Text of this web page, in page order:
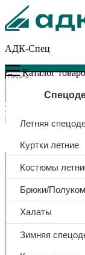
АДК-Спец
0
Каталог
Летняя
Куртки летние
Костюмы
Брюки/
Халаты
Зимняя
Главная страница
кожа, р. 10, арт.